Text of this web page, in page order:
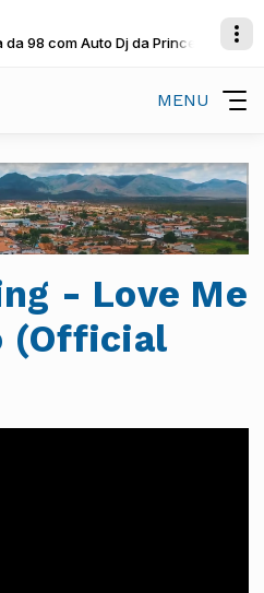
98 com Auto Dj da Princesa
MENU
- Love Me
(Official